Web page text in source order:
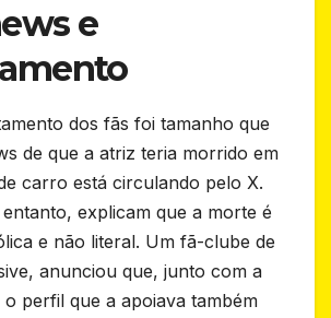
e
dos fãs foi tamanho que
de que a atriz teria morrido em
carro está circulando pelo X.
explicam que a morte é
e não literal. Um fã-clube de
anunciou que, junto com a
o perfil que a apoiava também